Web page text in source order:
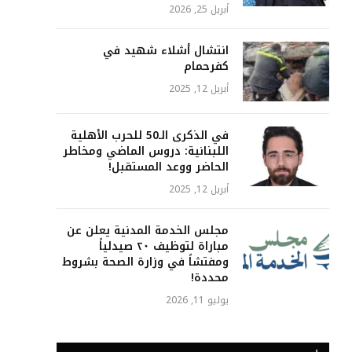
أبريل 25, 2026
انتشال أشلاء شهيد في
كفرحمام
أبريل 12, 2025
في الذكرى الـ50 للحرب الأهلية
اللبنانية: دروس الماضي ومخاطر
الحاضر ووعد المستقبل!
أبريل 12, 2025
مجلس الخدمة المدنية يعلن عن
مباراة لتوظيف ٢٠ صيدلياً
ومفتشاً في وزارة الصحة بشروط
محددة!
يوليو 11, 2026